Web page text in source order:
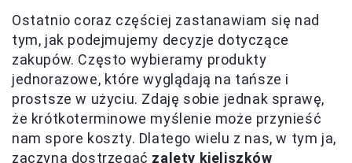
Ostatnio coraz częściej zastanawiam się nad
tym, jak podejmujemy decyzje dotyczące
zakupów. Często wybieramy produkty
jednorazowe, które wyglądają na tańsze i
prostsze w użyciu. Zdaję sobie jednak sprawę,
że krótkoterminowe myślenie może przynieść
nam spore koszty. Dlatego wielu z nas, w tym ja,
zaczyna dostrzegać zalety kieliszków